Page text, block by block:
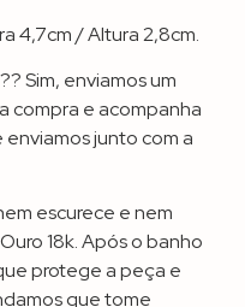
4,7cm / Altura 2,8cm.
Sim, enviamos um
compra e acompanha
junto com a
escurece e nem
18k. Após o banho
protege a peça e
que tome